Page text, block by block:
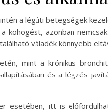
a légúti betegségek
azonban
váladék könnyebb
mint a krónikus
és a légzés
esetében, itt is